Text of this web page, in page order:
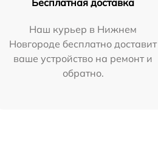
Бесплатная доставка
Наш курьер в Нижнем
Новгороде бесплатно доставит
ваше устройство на ремонт и
обратно.